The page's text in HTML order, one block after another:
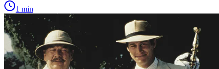
1 min